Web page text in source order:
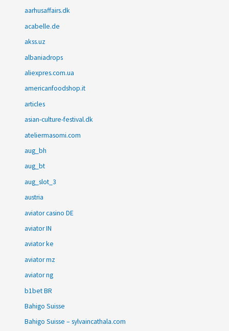
aarhusaffairs.dk
acabelle.de
akss.uz
albaniadrops
aliexpres.com.ua
americanfoodshop.it
articles
asian-culture-festival.dk
ateliermasomi.com
aug_bh
aug_bt
aug_slot_3
austria
aviator casino DE
aviator IN
aviator ke
aviator mz
aviator ng
b1bet BR
Bahigo Suisse
Bahigo Suisse – sylvaincathala.com